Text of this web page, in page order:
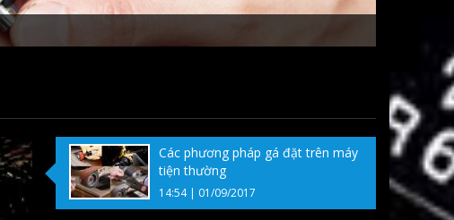
Các phương pháp gá đặt trên máy
tiện thường
14:54 | 01/09/2017